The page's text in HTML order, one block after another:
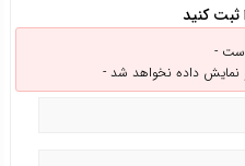
ثبت کنید
است -
نمایش داده نخواهد شد -